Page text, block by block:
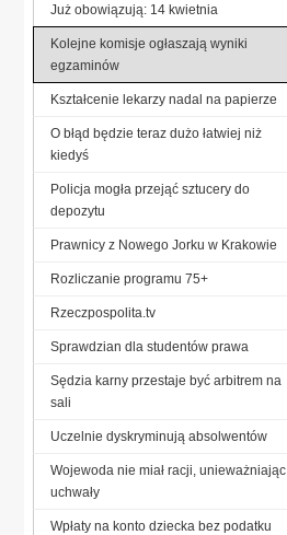
Już obowiązują: 14 kwietnia
Kolejne komisje ogłaszają wyniki
egzaminów
Kształcenie lekarzy nadal na papierze
O błąd będzie teraz dużo łatwiej niż
kiedyś
Policja mogła przejąć sztucery do
depozytu
Prawnicy z Nowego Jorku w Krakowie
Rozliczanie programu 75+
Rzeczpospolita.tv
Sprawdzian dla studentów prawa
Sędzia karny przestaje być arbitrem na
sali
Uczelnie dyskryminują absolwentów
Wojewoda nie miał racji, unieważniając
uchwały
Wpłaty na konto dziecka bez podatku